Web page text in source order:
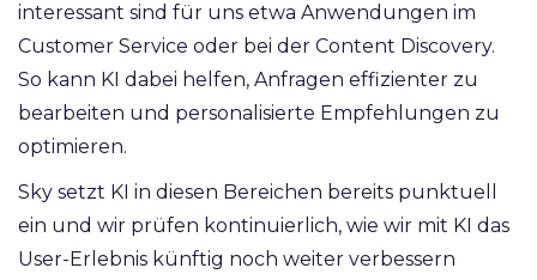
interessant sind für uns etwa Anwendungen im
Customer Service oder bei der Content Discovery.
So kann KI dabei helfen, Anfragen effizienter zu
bearbeiten und personalisierte Empfehlungen zu
optimieren.
Sky setzt KI in diesen Bereichen bereits punktuell
ein und wir prüfen kontinuierlich, wie wir mit KI das
User-Erlebnis künftig noch weiter verbessern